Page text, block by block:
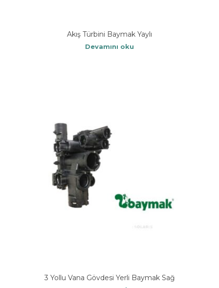
Akış Türbini Baymak Yaylı
Devamını oku
3 Yollu Vana Gövdesi Yerli Baymak Sağ